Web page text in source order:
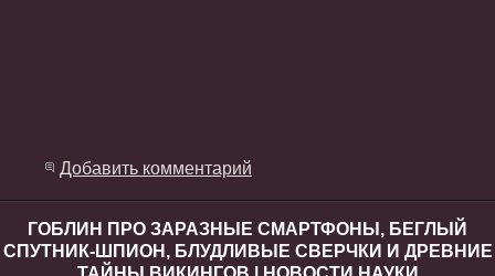
Добавить комментарий
ГОБЛИН ПРО ЗАРАЗНЫЕ СМАРТФОНЫ, БЕГЛЫЙ
СПУТНИК-ШПИОН, БЛУДЛИВЫЕ СВЕРЧКИ И ДРЕВНИЕ